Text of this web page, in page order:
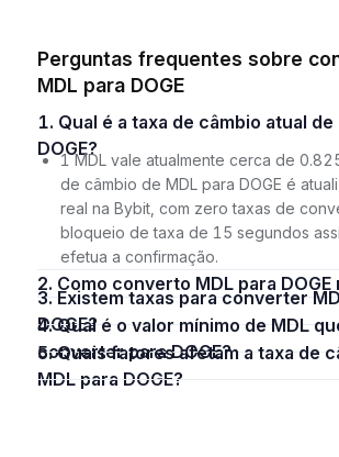
Perguntas frequentes sobre
MDL para DOGE
1. Qual é a taxa de câmbio atual de MDL para
DOGE?
1 MDL vale atualmente cerca de
de câmbio de MDL para DOGE é
real na Bybit, com zero taxas de
bloqueio de taxa de 15 segundos
efetua a confirmação.
2. Como converto MDL para
3. Existem taxas para converter MDL para
DOGE?
4. Qual é o valor mínimo de MDL que posso
converter para DOGE?
5. Quais fatores afetam a taxa de câmbio de
MDL para DOGE?